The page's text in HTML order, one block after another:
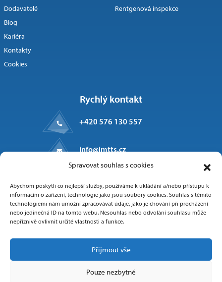
Spravovat souhlas s cookies
Abychom poskytli co nejlepší služby, používáme k ukládání a/nebo přístupu k
informacím o zařízení, technologie jako jsou soubory cookies. Souhlas s těmito
technologiemi nám umožní zpracovávat údaje, jako je chování při procházení
nebo jedinečná ID na tomto webu. Nesouhlas nebo odvolání souhlasu může
nepříznivě ovlivnit určité vlastnosti a funkce.
Přijmout vše
Pouze nezbytné
Dodavatelé
Blog
Kariéra
Kontakty
Cookies
Rentgenová inspekce
Rychlý kontakt
+420 576 130 557
info@imtts.cz
Valašské Meziříčí, 757 01
Sledujte nás